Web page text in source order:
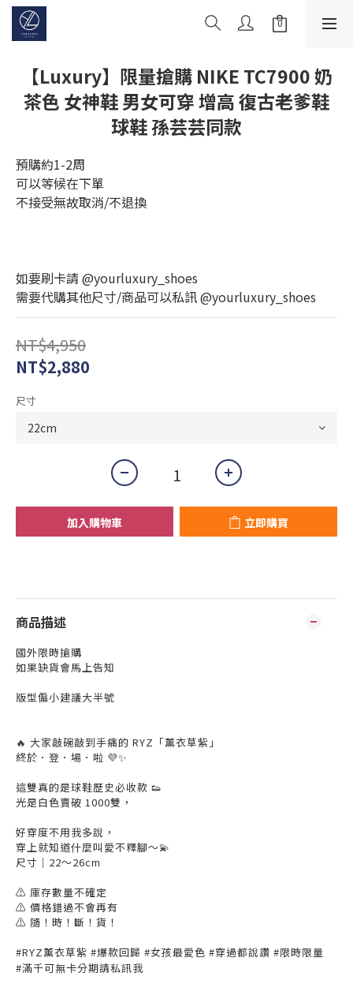
【Luxury】限量搶購 NIKE TC7900 奶
茶色 女神鞋 男女可穿 增高 復古老爹鞋
球鞋 孫芸芸同款
預購約1-2周
可以等候在下單
不接受無故取消/不退換
如要刷卡請 @yourluxury_shoes
需要代購其他尺寸/商品可以私訊 @yourluxury_shoes
NT$4,950
NT$2,880
尺寸
加入購物車 立即購買
商品描述
國外限時搶購
如果缺貨會馬上告知
版型偏小建議大半號
🔥 大家敲碗敲到手痛的 RYZ「薰衣草紫」
終於．登．場．啦 💜✨
這雙真的是球鞋歷史必收款 👟
光是白色賣破 1000雙，
好穿度不用我多說，
穿上就知道什麼叫愛不釋腳～💫
尺寸｜22～26cm
⚠️ 庫存數量不確定
⚠️ 價格錯過不會再有
⚠️ 隨！時！斷！貨！
#RYZ薰衣草紫 #爆款回歸 #女孩最愛色 #穿過都說讚 #限時限量
#滿千可無卡分期請私訊我